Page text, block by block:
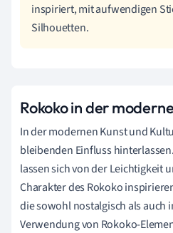
inspiriert, mit aufwendigen
Silhouetten.
Rokoko in der
In der modernen Kunst und
bleibenden Einfluss
lassen sich von der Leichtigkeit
Charakter des Rokoko
die sowohl nostalgisch als auch
Verwendung von Rokoko-